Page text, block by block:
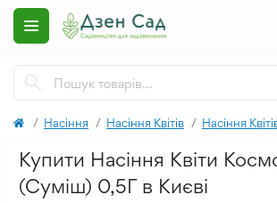
Насіння Насіння Квітів Насіння
Купити Насіння Квіти
(Суміш) 0,5Г в Києві